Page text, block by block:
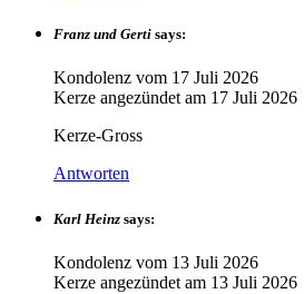
Franz und Gerti says:
Kondolenz vom 17 Juli 2026
Kerze angezündet am 17 Juli 2026
Kerze-Gross
Antworten
Karl Heinz says:
Kondolenz vom 13 Juli 2026
Kerze angezündet am 13 Juli 2026